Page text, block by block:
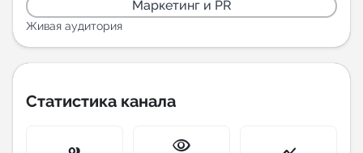
Горящие предложения
Индекс читаемости каналов в Telegram
New
Маркетинг и PR
Живая аудитория
Статистика канала
visibility